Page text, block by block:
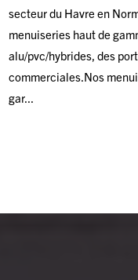
secteur du Havre en
menuiseries haut de
alu/pvc/hybrides, des
commerciales.Nos
gar...